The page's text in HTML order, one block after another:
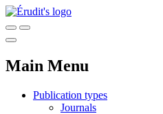
Main Menu
Publication types
Journals